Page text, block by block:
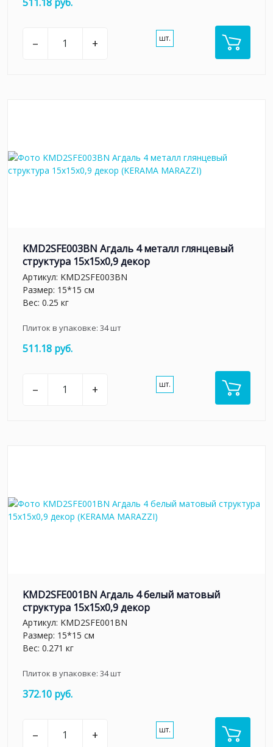
– + шт.
KMD2SFE003BN Агдаль 4 металл глянцевый
структура 15x15x0,9 декор
Артикул: KMD2SFE003BN
Размер: 15*15 см
Вес: 0.25 кг
Плиток в упаковке: 34шт
511.18 руб.
– + шт.
KMD2SFE001BN Агдаль 4 белый матовый
структура 15x15x0,9 декор
Артикул: KMD2SFE001BN
Размер: 15*15 см
Вес: 0.271 кг
Плиток в упаковке: 34шт
372.10 руб.
– + шт.